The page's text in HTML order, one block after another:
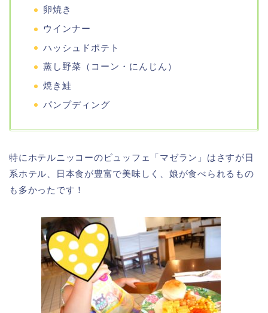
卵焼き
ウインナー
ハッシュドポテト
蒸し野菜（コーン・にんじん）
焼き鮭
パンプディング
特にホテルニッコーのビュッフェ「マゼラン」はさすが日
系ホテル、日本食が豊富で美味しく、娘が食べられるもの
も多かったです！